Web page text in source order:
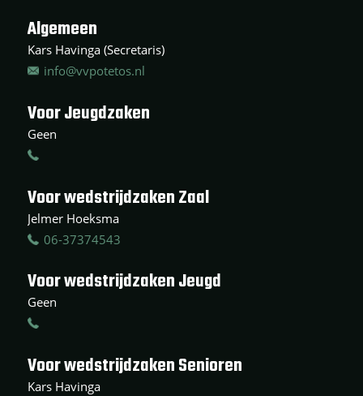
Algemeen
Kars Havinga (Secretaris)
info@vvpotetos.nl
Voor Jeugdzaken
Geen
Voor wedstrijdzaken Zaal
Jelmer Hoeksma
06-37374543
Voor wedstrijdzaken Jeugd
Geen
Voor wedstrijdzaken Senioren
Kars Havinga